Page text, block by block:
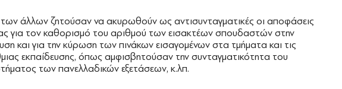
των άλλων ζητούσαν να ακυρωθούν ως αντισυνταγματικές οι αποφάσεις
για τον καθορισμό του αριθμού των εισακτέων σπουδαστών στην
και για την κύρωση των πινάκων εισαγομένων στα τμήματα και τις
εκπαίδευσης, όπως αμφισβητούσαν την συνταγματικότητα του
των πανελλαδικών εξετάσεων, κ.λπ.